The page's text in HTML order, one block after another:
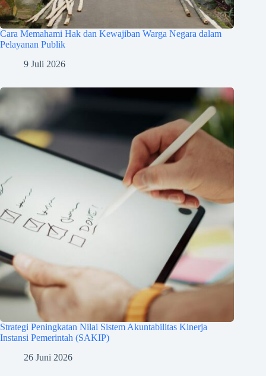
Cara Memahami Hak dan Kewajiban Warga Negara dalam
Pelayanan Publik
9 Juli 2026
Strategi Peningkatan Nilai Sistem Akuntabilitas Kinerja
Instansi Pemerintah (SAKIP)
26 Juni 2026